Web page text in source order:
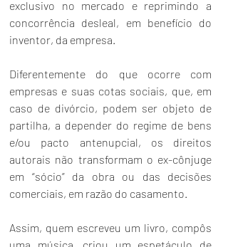
exclusivo no mercado e reprimindo a
concorrência desleal, em benefício do
inventor, da empresa.
Diferentemente do que ocorre com
empresas e suas cotas sociais, que, em
caso de divórcio, podem ser objeto de
partilha, a depender do regime de bens
e/ou pacto antenupcial, os direitos
autorais não transformam o ex-cônjuge
em “sócio” da obra ou das decisões
comerciais, em razão do casamento.
Assim, quem escreveu um livro, compôs